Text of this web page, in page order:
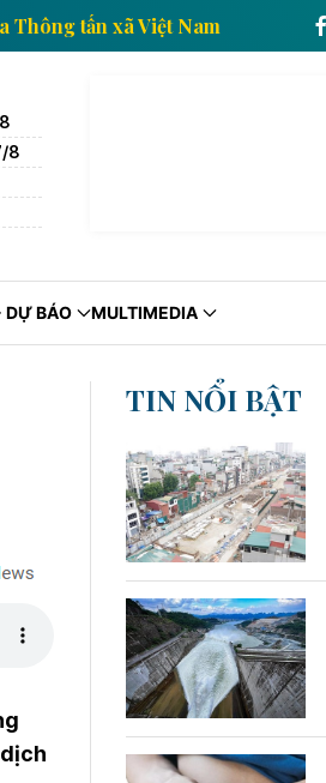
tế của Thông tấn xã Việt Nam
8
DỰ BÁO MULTIMEDIA
TIN NỔI BẬT